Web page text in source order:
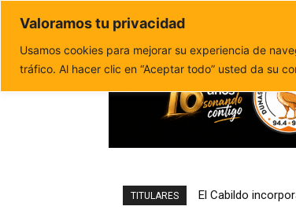
Valoramos tu privacidad
Usamos cookies para mejorar su experiencia de
tráfico. Al hacer clic en “Aceptar todo” usted da su
Política de privacidad
TITULARES El Cabildo
Padilla